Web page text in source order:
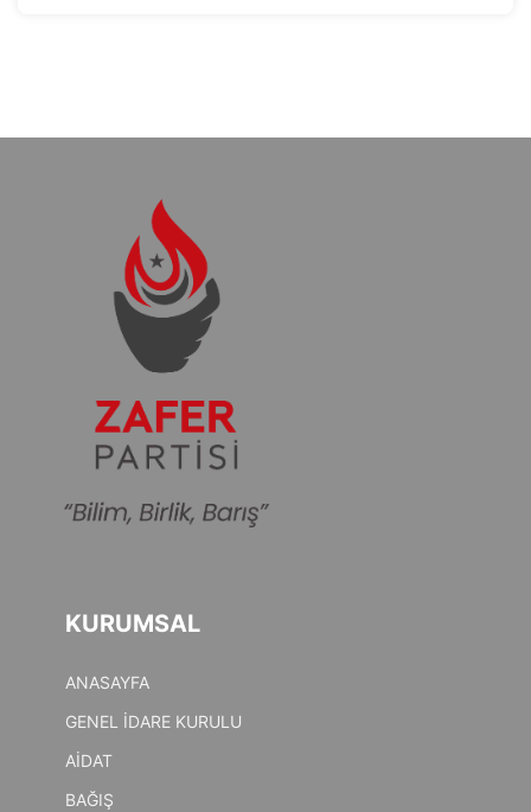
KURUMSAL
ANASAYFA
GENEL İDARE KURULU
AİDAT
BAĞIŞ